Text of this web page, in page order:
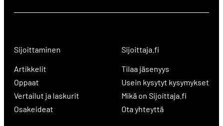
Sijoittaminen
Artikkelit
Oppaat
Vertailut ja laskurit
Osakeideat
Sijoittaja.fi
Tilaa jäsenyys
Usein kysytyt kysymykset
Mikä on Sijoittaja.fi
Ota yhteyttä